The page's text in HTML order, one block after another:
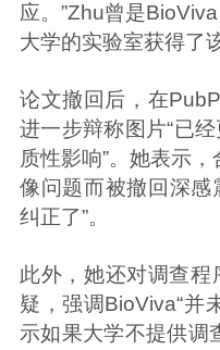
应。”Zhu曾是
大学的实验室获得了
论文撤回后，在
进一步辩称图片“已
质性影响”。她表示
像问题而被撤回深
纠正了”。
此外，她还对调查
疑，强调BioViva“并
示如果大学不提供调